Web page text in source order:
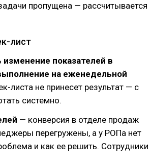
пропущена — рассчитывается
лист
изменение показателей в
на еженедельной
листа не принесет результат — с
системно.
— конверсия в отделе продаж
перегружены, а у РОПа нет
и как ее решить. Сотрудники